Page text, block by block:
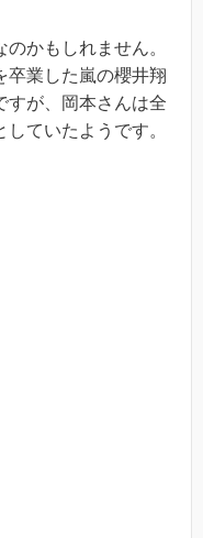
かもしれません。
卒業した嵐の櫻井翔
すが、岡本さんは全
ていたようです。